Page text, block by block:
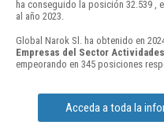
ha conseguido la posición 32.539 ,
al año 2023.
Global Narok Sl. ha obtenido en
Empresas del Sector
empeorando en 345 posiciones
Acceda a toda la